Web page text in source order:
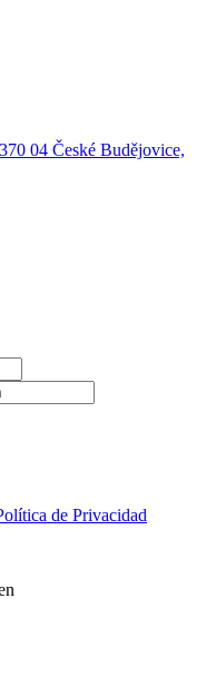
04 České Budějovice,
de Privacidad